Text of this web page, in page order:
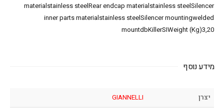
materialstainless steelRear endcap materialstainless steelSilencer
inner parts materialstainless steelSilencer mountingwelded
mountdbKillerSIWeight (Kg)3,20
מידע נוסף
יצרן
GIANNELLI